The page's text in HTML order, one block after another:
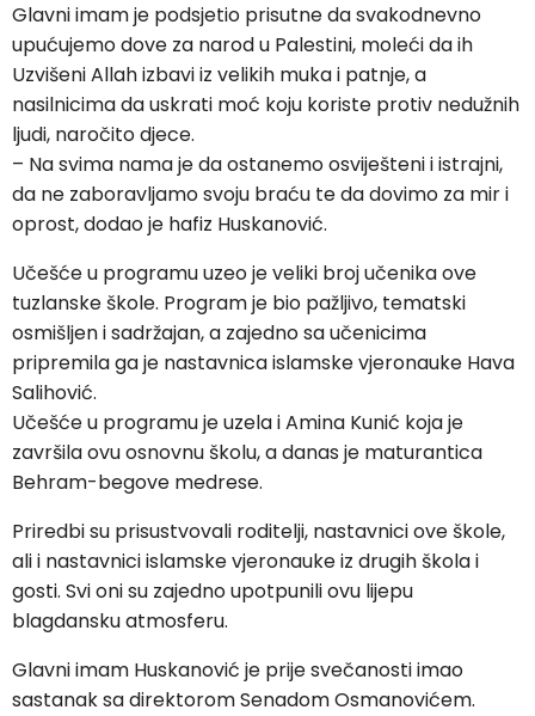
Glavni imam je podsjetio prisutne da svakodnevno
upućujemo dove za narod u Palestini, moleći da ih
Uzvišeni Allah izbavi iz velikih muka i patnje, a
nasilnicima da uskrati moć koju koriste protiv nedužnih
ljudi, naročito djece.
– Na svima nama je da ostanemo osviješteni i istrajni,
da ne zaboravljamo svoju braću te da dovimo za mir i
oprost, dodao je hafiz Huskanović.
Učešće u programu uzeo je veliki broj učenika ove
tuzlanske škole. Program je bio pažljivo, tematski
osmišljen i sadržajan, a zajedno sa učenicima
pripremila ga je nastavnica islamske vjeronauke Hava
Salihović.
Učešće u programu je uzela i Amina Kunić koja je
završila ovu osnovnu školu, a danas je maturantica
Behram-begove medrese.
Priredbi su prisustvovali roditelji, nastavnici ove škole,
ali i nastavnici islamske vjeronauke iz drugih škola i
gosti. Svi oni su zajedno upotpunili ovu lijepu
blagdansku atmosferu.
Glavni imam Huskanović je prije svečanosti imao
sastanak sa direktorom Senadom Osmanovićem.